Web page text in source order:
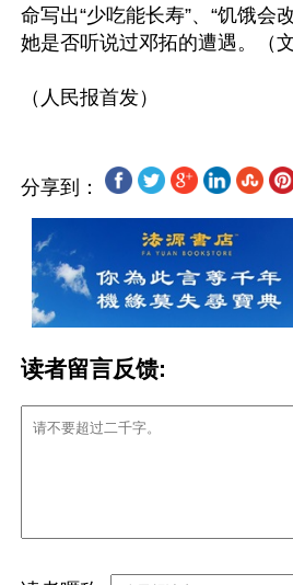
命写出“少吃能长寿”、“饥饿会
她是否听说过邓拓的遭遇。（
分享到：
读者留言反馈: